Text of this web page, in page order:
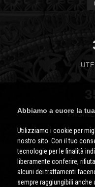
Abbiamo a cuore la
Utilizziamo i cookie per
nostro sito. Con il tuo
tecnologie per le finalità
liberamente conferire,
alcuni dei trattamenti
sempre raggiungibili anche